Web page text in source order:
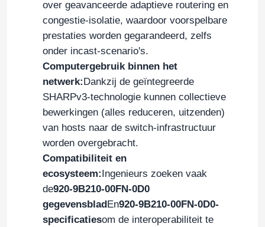
Over Ons
Fabriekstour
Kwaliteitscontrole
Neem contact met ons op
Nieuws
Gevallen
over geavanceerde adaptieve routering en
congestie-isolatie, waardoor voorspelbare
prestaties worden gegarandeerd, zelfs
onder incast-scenario's.
Computergebruik binnen het
netwerk:Dankzij de geïntegreerde
SHARPv3-technologie kunnen collectieve
bewerkingen (alles reduceren, uitzenden)
van hosts naar de switch-infrastructuur
worden overgebracht.
Compatibiliteit en
ecosysteem:Ingenieurs zoeken vaak
de920-9B210-00FN-0D0
gegevensbladEn920-9B210-00FN-0D0-
specificatiesom de interoperabiliteit te